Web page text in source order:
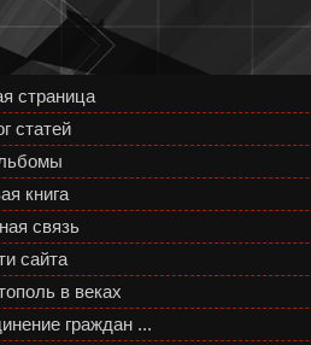
страница
статей
книга
связь
сайта
в веках
граждан ...